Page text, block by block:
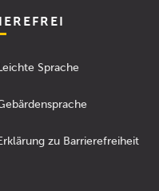
Sprache
zu Barrierefreiheit